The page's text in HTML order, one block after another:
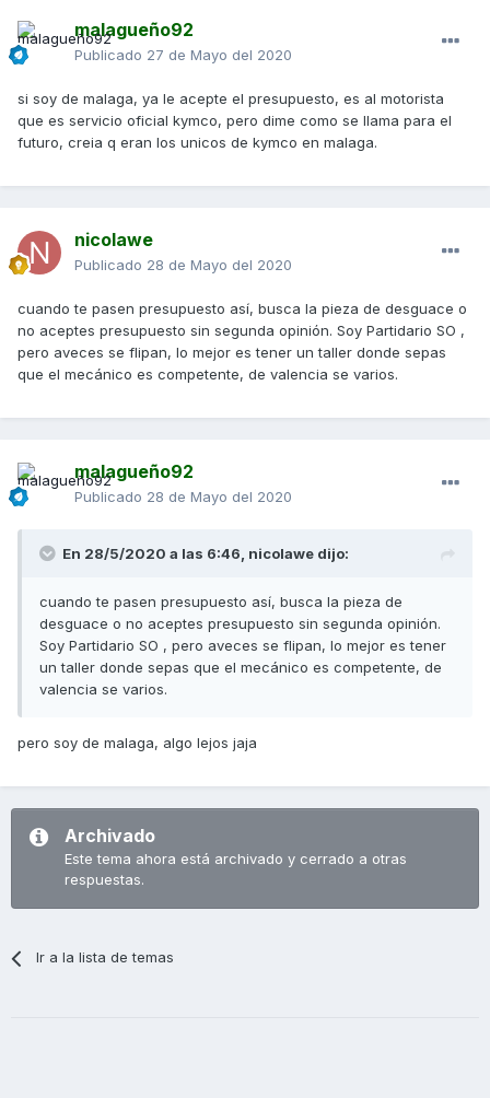
malagueño92
Publicado 27 de Mayo del 2020
si soy de malaga, ya le acepte el presupuesto, es al motorista
que es servicio oficial kymco, pero dime como se llama para el
futuro, creia q eran los unicos de kymco en malaga.
nicolawe
Publicado 28 de Mayo del 2020
cuando te pasen presupuesto así, busca la pieza de desguace o
no aceptes presupuesto sin segunda opinión. Soy Partidario SO ,
pero aveces se flipan, lo mejor es tener un taller donde sepas
que el mecánico es competente, de valencia se varios.
malagueño92
Publicado 28 de Mayo del 2020
En 28/5/2020 a las 6:46, nicolawe dijo:
cuando te pasen presupuesto así, busca la pieza de
desguace o no aceptes presupuesto sin segunda opinión.
Soy Partidario SO , pero aveces se flipan, lo mejor es tener
un taller donde sepas que el mecánico es competente, de
valencia se varios.
pero soy de malaga, algo lejos jaja
Archivado
Este tema ahora está archivado y cerrado a otras
respuestas.
Ir a la lista de temas